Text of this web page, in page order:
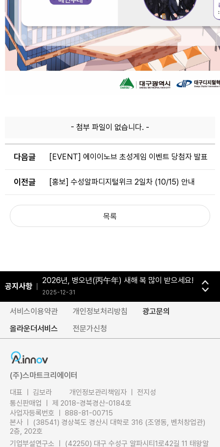
- 첨부 파일이 없습니다. -
다음글 [EVENT] 에이이노브 초성게임 이벤트 당첨자 발표
이전글 [홍보] 수성알파디지털위크 2일차 (10/15) 안내
목록
공지사항
‘굿-Job.Ai’ 전면 개편 및 공식 런칭 안내
2026년, 병오년(丙午年) 새해 복 많이 받으세요!
2025-12-31
행복하고 풍성한 추석 연휴 보내세요.
[EVENT] 에이이노브 초성게임 이벤트 당첨자 발표
(주)스마트크리에이터
대표 ㅣ 김보라
개인정보관리책임자 ㅣ 전지성
통신판매업 ㅣ 제 2018-경북경산-0184호
사업자등록번호 ㅣ 888-81-00715
본사 ㅣ (38541) 경상북도 경산시 대학로 316 (조영동, 벤처창업관)
2층, 202호
기업부설연구소 ㅣ (42250) 대구 수성구 알파시티1로42길 11 태왕알
서비스이용약관 개인정보처리방침
광고문의
올라운더서비스
전문가신청